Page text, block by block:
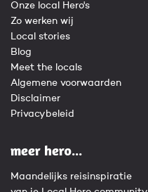
Onze local Hero's
Zo werken wij
Local stories
Blog
Meet the locals
Algemene voorwaarden
Disclaimer
Privacybeleid
meer hero...
Maandelijks reisinspiratie